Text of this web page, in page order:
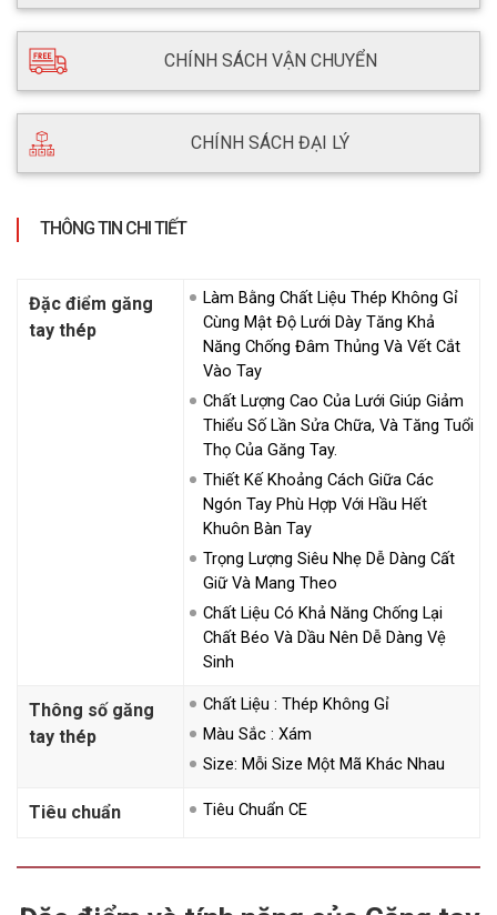
CHÍNH SÁCH VẬN CHUYỂN
CHÍNH SÁCH ĐẠI LÝ
THÔNG TIN CHI TIẾT
Đặc điểm găng
tay thép
Làm Bằng Chất Liệu Thép Không Gỉ
Cùng Mật Độ Lưới Dày Tăng Khả
Năng Chống Đâm Thủng Và Vết Cắt
Vào Tay
Chất Lượng Cao Của Lưới Giúp Giảm
Thiểu Số Lần Sửa Chữa, Và Tăng Tuổi
Thọ Của Găng Tay.
Thiết Kế Khoảng Cách Giữa Các
Ngón Tay Phù Hợp Với Hầu Hết
Khuôn Bàn Tay
Trọng Lượng Siêu Nhẹ Dễ Dàng Cất
Giữ Và Mang Theo
Chất Liệu Có Khả Năng Chống Lại
Chất Béo Và Dầu Nên Dễ Dàng Vệ
Sinh
Thông số găng
tay thép
Chất Liệu : Thép Không Gỉ
Màu Sắc : Xám
Size: Mỗi Size Một Mã Khác Nhau
Tiêu chuẩn Tiêu Chuẩn CE